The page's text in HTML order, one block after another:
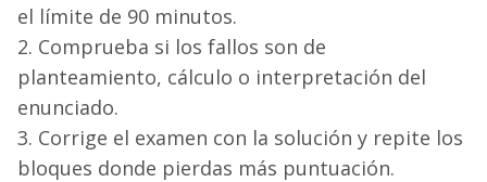
el límite de 90 minutos.
Comprueba si los fallos son de
planteamiento, cálculo o interpretación del
enunciado.
Corrige el examen con la solución y repite los
bloques donde pierdas más puntuación.